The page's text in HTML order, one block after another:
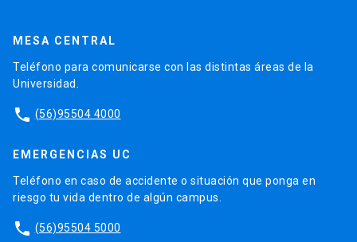
MESA CENTRAL
Teléfono para comunicarse con las distintas áreas de la
Universidad.
phone (56)95504 4000
EMERGENCIAS UC
Teléfono en caso de accidente o situación que ponga en
riesgo tu vida dentro de algún campus.
phone (56)95504 5000